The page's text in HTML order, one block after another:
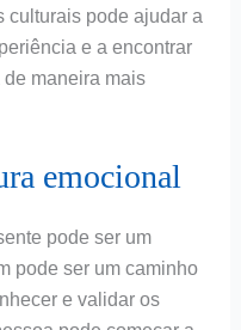
culturais pode ajudar a
e a encontrar
maneira mais
emocional
pode ser um
pode ser um caminho
e validar os